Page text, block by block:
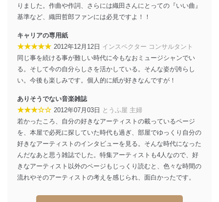
個人情報保護マネジメントシステムの継続的改善
当社は、内部監査及びマネジメントレビューの機会を通
じて、個人情報保護マネジメントシステムを継続的に改
善し、常に最良の状態を維持します。
苦情及び相談受付け窓口
貴殿の個人情報及び当社の個人情報保護マネジメントシ
絡ください。
適切、かつ迅速に対応させていただきます。
株式会社富士山マガジンサービス 個人情報問い合わせ
係
TEL：0570-200-223
FAX：03-5459-7073
e-mail：cs@fujisan.co.jp
改訂：2025年2月20日
りました。作曲や作詞、さらには織田さんにとっての『いい曲』
基準など、織田哲郎ファンには必見ですよ！！
キャリアの専用紙
★★★★★ 2012年12月12日 インスペクター コンサルタント
同じ事を続ける事が難しい時代に今もなおミュージシャンでい
る。そして今の自分らしさを活かしている。そんな姿が誇らし
い。今後も楽しみです。個人的に紙が好きなんですが！
ありそうでない音楽雑誌
★★★☆☆ 2012年07月03日 とうふ屋 主婦
若かったころ、自分の好きなアーティストの載っているページ
を、本屋で必死に探していた時代も過ぎ、部屋でゆっくり自分の
好きなアーティストのインタビューを見る。そんな時代になった
んだなあと思う雑誌でした。特集アーティストも4人なので、好
きなアーティスト以外のページもじっくり読むと、色々な時間の
流れやそのアーティストの考えを感じられ、面白かったです。